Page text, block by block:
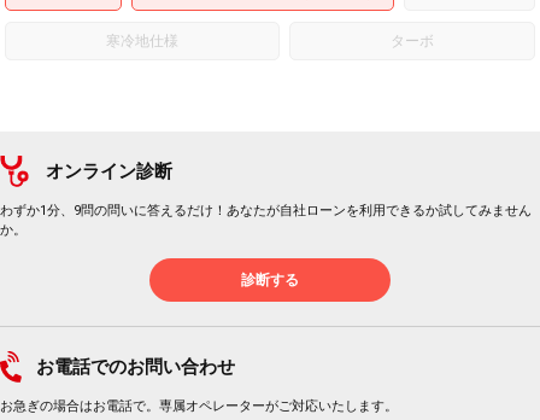
寒冷地仕様 ターボ
オンライン診断
わずか1分、9問の問いに答えるだけ！あなたが自社ローンを利用できるか試してみません
か。
診断する
お電話でのお問い合わせ
お急ぎの場合はお電話で。専属オペレーターがご対応いたします。